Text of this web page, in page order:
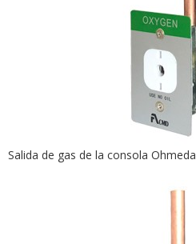
Salida de gas de la consola Ohmeda